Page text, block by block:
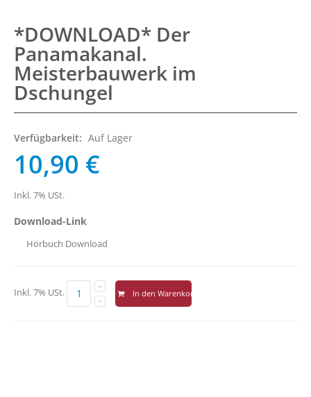
*DOWNLOAD* Der
Panamakanal.
Meisterbauwerk im
Dschungel
Verfügbarkeit: Auf Lager
10,90 €
Inkl. 7% USt.
Download-Link
Hörbuch Download
Inkl. 7% USt. In den Warenkorb